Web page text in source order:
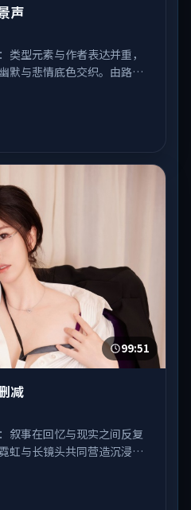
声
型元素与作者表达并重，
默与悲情底色交织。由路阳
等主演，中国香港出品，类
99:51
减
叙事在回忆与现实之间反复
虹与长镜头共同营造沉浸氛
、马丽、瑛太等主演，韩国